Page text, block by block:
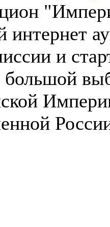
интернет
и
большой